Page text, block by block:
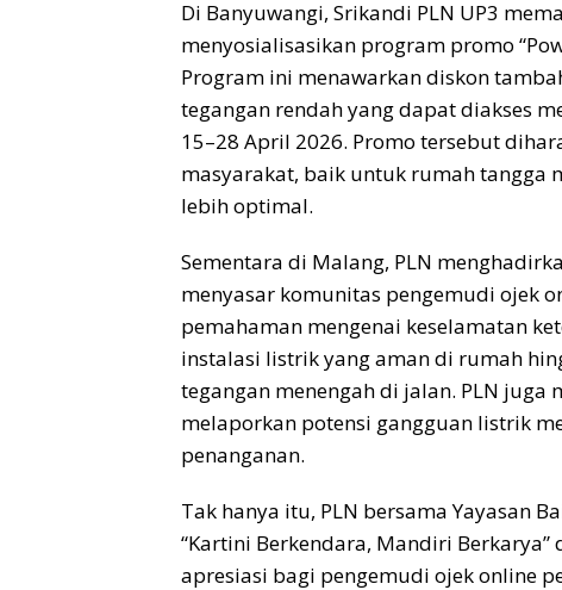
Di Banyuwangi, Srikandi PLN UP3
menyosialisasikan program promo
Program ini menawarkan diskon
tegangan rendah yang dapat diakses
15–28 April 2026. Promo tersebut
masyarakat, baik untuk rumah tangga
lebih optimal.
Sementara di Malang, PLN
menyasar komunitas pengemudi ojek
pemahaman mengenai keselamatan
instalasi listrik yang aman di rumah
tegangan menengah di jalan. PLN
melaporkan potensi gangguan listrik
penanganan.
Tak hanya itu, PLN bersama Yayasan
“Kartini Berkendara, Mandiri
apresiasi bagi pengemudi ojek online